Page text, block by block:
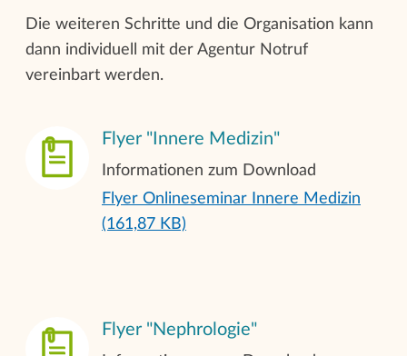
Die weiteren Schritte und die Organisation kann
dann individuell mit der Agentur Notruf
vereinbart werden.
Flyer "Innere Medizin"
Informationen zum Download
Flyer Onlineseminar Innere Medizin
(161,87 KB)
Flyer "Nephrologie"